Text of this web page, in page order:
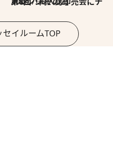
イルームTOP